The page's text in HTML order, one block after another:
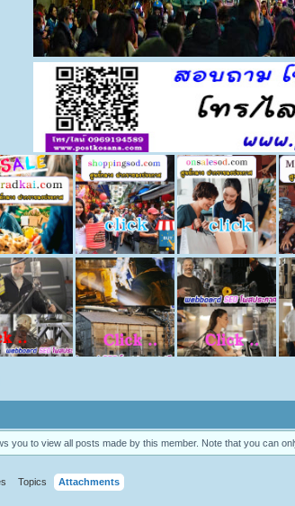
you to view all posts made by this member. Note that you can
Topics Attachments